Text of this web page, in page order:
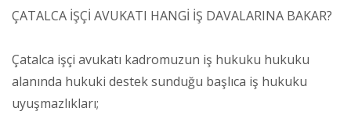
ÇATALCA İŞÇİ AVUKATI HANGİ İŞ DAVALARINA BAKAR?
Çatalca işçi avukatı kadromuzun iş hukuku hukuku
alanında hukuki destek sunduğu başlıca iş hukuku
uyuşmazlıkları;